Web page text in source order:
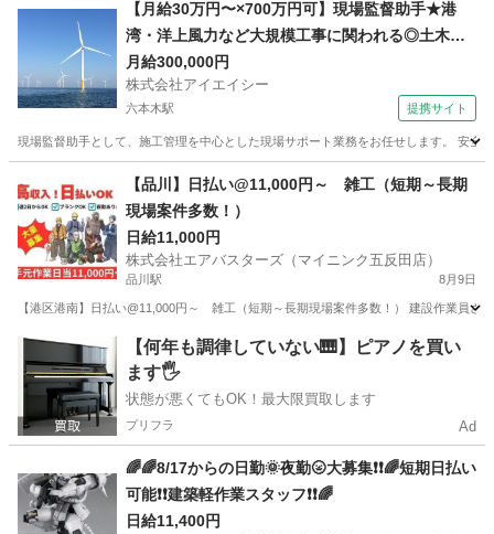
【月給30万円〜×700万円可】現場監督助手★港
湾・洋上風力など大規模工事に関われる◎土木建
設経験者求む
月給300,000円
株式会社アイエイシー
六本木駅 提携サイト
現場監督助手として、施工管理を中心とした現場サポート業務をお任せします。 安
その他
【品川】日払い@11,000円～ 雑工（短期～長期
現場案件多数！）
日給11,000円
株式会社エアバスターズ（マイニンク五反田店）
品川駅 8月9日
【港区港南】日払い@11,000円～ 雑工（短期～長期現場案件多数！） 建
東京 港区 品川駅 その他 短期
【何年も調律していない🎹】ピアノを買い
ます🖐️
状態が悪くてもOK！最大限買取します
プリフラ Ad
🌈🌈8/17からの日勤🌞夜勤🌝大募集❗❗🌈短期日払い
可能❗❗建築軽作業スタッフ❗❗🌈
日給11,400円